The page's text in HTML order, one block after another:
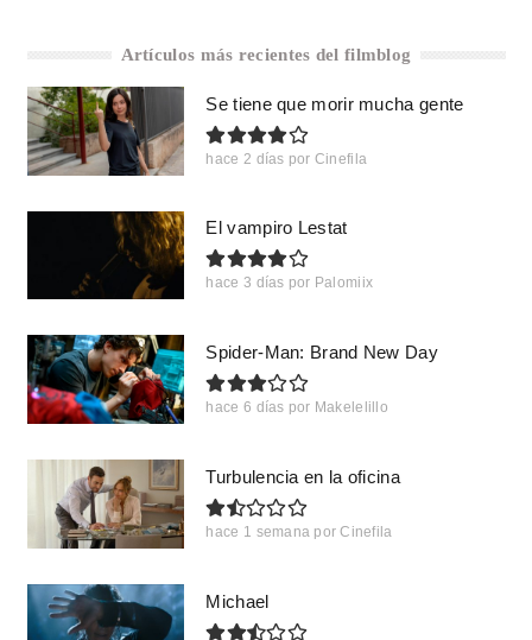
Artículos más recientes del filmblog
Se tiene que morir mucha gente
hace 2 días por Cinefila
El vampiro Lestat
hace 3 días por Palomiix
Spider-Man: Brand New Day
hace 6 días por Makelelillo
Turbulencia en la oficina
hace 1 semana por Cinefila
Michael